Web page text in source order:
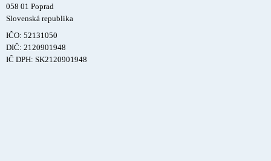
058 01 Poprad
Slovenská republika
IČO: 52131050
DIČ: 2120901948
IČ DPH: SK2120901948